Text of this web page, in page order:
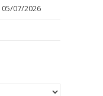
05/07/2026